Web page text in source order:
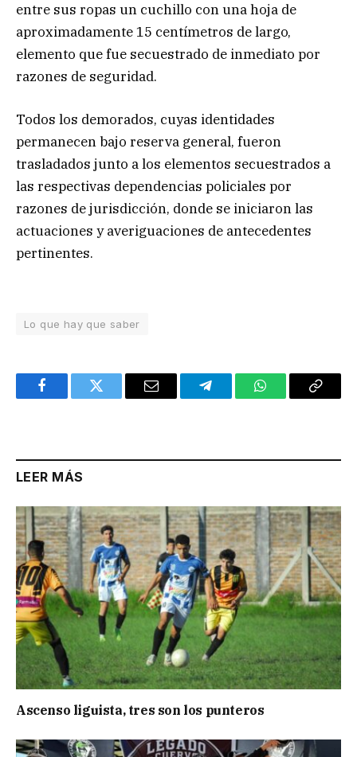
entre sus ropas un cuchillo con una hoja de
aproximadamente 15 centímetros de largo,
elemento que fue secuestrado de inmediato por
razones de seguridad.
Todos los demorados, cuyas identidades
permanecen bajo reserva general, fueron
trasladados junto a los elementos secuestrados a
las respectivas dependencias policiales por
razones de jurisdicción, donde se iniciaron las
actuaciones y averiguaciones de antecedentes
pertinentes.
Lo que hay que saber
FacebookTwitter Email TelegramWhatsAppCopy
LEER MÁS
Ascenso liguista, tres son los punteros